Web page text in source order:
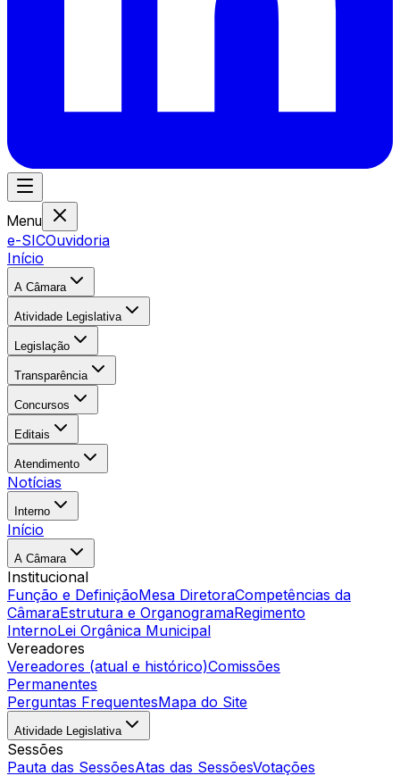
Menu
e-SICOuvidoria
Início
A Câmara
Atividade Legislativa
Legislação
Transparência
Concursos
Editais
Atendimento
Notícias
Interno
Início
A Câmara
Institucional
Função e DefiniçãoMesa DiretoraCompetências da
CâmaraEstrutura e OrganogramaRegimento
InternoLei Orgânica Municipal
Vereadores
Vereadores (atual e histórico)Comissões
Permanentes
Perguntas FrequentesMapa do Site
Atividade Legislativa
Sessões
Pauta das SessõesAtas das SessõesVotações